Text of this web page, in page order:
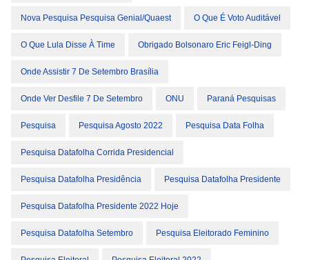
Nova Pesquisa Pesquisa Genial/Quaest O Que É Voto Auditável
O Que Lula Disse À Time Obrigado Bolsonaro Eric Feigl-Ding
Onde Assistir 7 De Setembro Brasília
Onde Ver Desfile 7 De Setembro ONU Paraná Pesquisas
Pesquisa Pesquisa Agosto 2022 Pesquisa Data Folha
Pesquisa Datafolha Corrida Presidencial
Pesquisa Datafolha Presidência Pesquisa Datafolha Presidente
Pesquisa Datafolha Presidente 2022 Hoje
Pesquisa Datafolha Setembro Pesquisa Eleitorado Feminino